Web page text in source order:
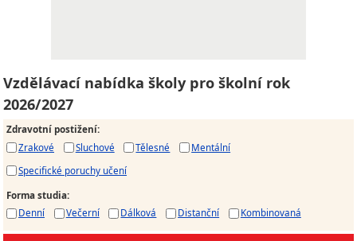
Vzdělávací nabídka školy pro školní rok
2026/2027
Zdravotní postižení:
Zrakové
Sluchové Tělesné
Mentální
Specifické poruchy učení
Forma studia:
Denní
Večerní Dálková Distanční Kombinovaná